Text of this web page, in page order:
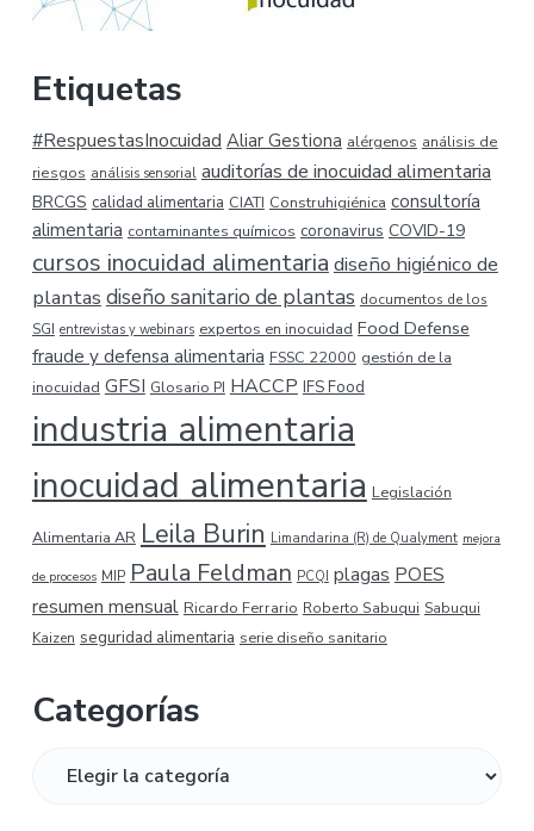
Etiquetas
#RespuestasInocuidad Aliar Gestiona alérgenos análisis de
riesgos análisis sensorial auditorías de inocuidad alimentaria
BRCGS calidad alimentaria CIATI Construhigiénica consultoría
alimentaria contaminantes químicos coronavirus COVID-19
cursos inocuidad alimentaria diseño higiénico de
plantas diseño sanitario de plantas documentos de los
SGI entrevistas y webinars expertos en inocuidad Food Defense
fraude y defensa alimentaria FSSC 22000 gestión de la
inocuidad GFSI Glosario PI HACCP IFS Food
industria alimentaria
inocuidad alimentaria Legislación
Alimentaria AR Leila Burin Limandarina (R) de Qualyment mejora
de procesos MIP Paula Feldman PCQI plagas POES
resumen mensual Ricardo Ferrario Roberto Sabuqui Sabuqui
Kaizen seguridad alimentaria serie diseño sanitario
Categorías